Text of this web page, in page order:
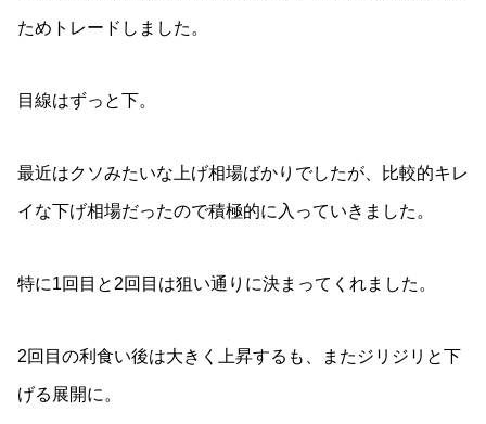
ためトレードしました。
目線はずっと下。
最近はクソみたいな上げ相場ばかりでしたが、比較的キレ
イな下げ相場だったので積極的に入っていきました。
特に1回目と2回目は狙い通りに決まってくれました。
2回目の利食い後は大きく上昇するも、またジリジリと下
げる展開に。